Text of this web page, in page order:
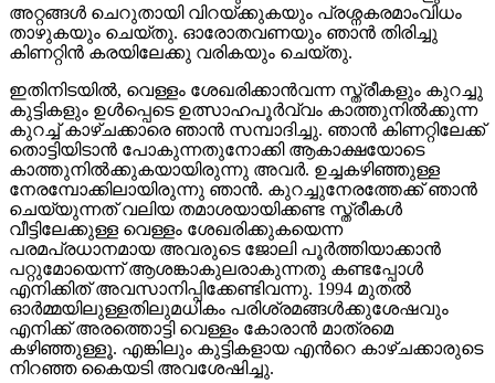
അറ്റങ്ങള്‍ ചെറുതായി വിറയ്ക്കുകയും പ്രശ്നകരമാംവിധം
താഴുകയും ചെയ്തു. ഓരോതവണയും ഞാന്‍ തിരിച്ചു
കിണറ്റിന്‍ കരയിലേക്കു വരികയും ചെയ്തു.
ഇതിനിടയില്‍, വെള്ളം ശേഖരിക്കാന്‍വന്ന സ്ത്രീകളും കുറച്ചു
കുട്ടികളും ഉള്‍പ്പെടെ ഉത്സാഹപൂര്‍വ്വം കാത്തുനില്‍ക്കുന്ന
കുറച്ച് കാഴ്ചക്കാരെ ഞാന്‍ സമ്പാദിച്ചു. ഞാന്‍ കിണറ്റിലേക്ക്
തൊട്ടിയിടാന്‍ പോകുന്നതുനോക്കി ആകാക്ഷയോടെ
കാത്തുനില്‍ക്കുകയായിരുന്നു അവര്‍. ഉച്ചകഴിഞ്ഞുള്ള
നേരമ്പോക്കിലായിരുന്നു ഞാന്‍. കുറച്ചുനേരത്തേക്ക് ഞാന്‍
ചെയ്യുന്നത് വലിയ തമാശയായിക്കണ്ട സ്ത്രീകള്‍
വീട്ടിലേക്കുള്ള വെള്ളം ശേഖരിക്കുകയെന്ന
പരമപ്രധാനമായ അവരുടെ ജോലി പൂര്‍ത്തിയാക്കാന്‍
പറ്റുമോയെന്ന് ആശങ്കാകുലരാകുന്നതു കണ്ടപ്പോള്‍
എനിക്കിത് അവസാനിപ്പിക്കേണ്ടിവന്നു. 1994 മുതല്‍
ഓര്‍മ്മയിലുള്ളതിലുമധികം പരിശ്രമങ്ങള്‍ക്കുശേഷവും
എനിക്ക് അരത്തൊട്ടി വെള്ളം കോരാന്‍ മാത്രമെ
കഴിഞ്ഞുള്ളൂ. എങ്കിലും കുട്ടികളായ എന്‍റെ കാഴ്ചക്കാരുടെ
നിറഞ്ഞ കൈയടി അവശേഷിച്ചു.